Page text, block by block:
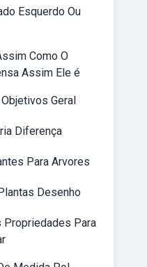
Esquerdo Ou
Como O
Assim Ele é
Geral
Diferença
Para Arvores
Desenho
Propriedades Para